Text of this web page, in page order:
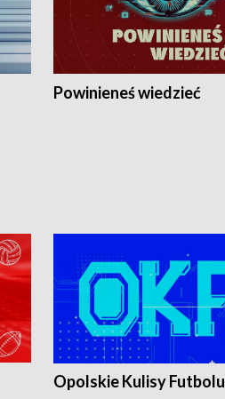
Powinieneś wiedzieć
Opolskie Kulisy Futbolu